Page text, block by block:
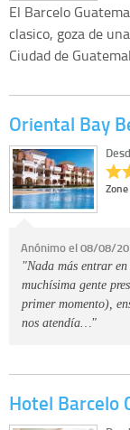
El Barcelo
clasico, goza de
Ciudad de
Oriental Bay
Anónimo el 08/08/
"Nada más entrar
muchísima gente
primer momento),
nos atendía…"
Hotel Barcelo